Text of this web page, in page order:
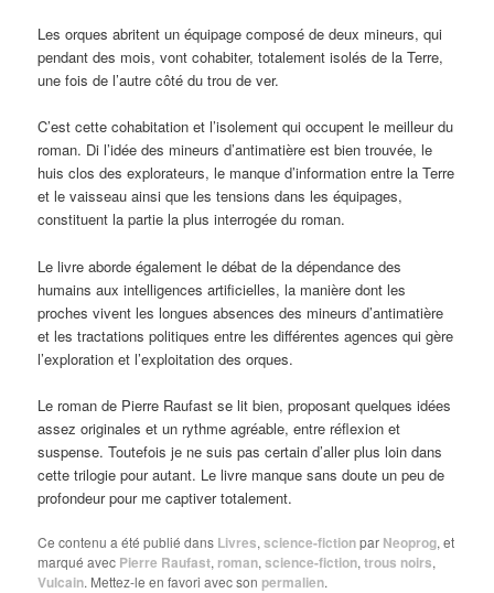
Les orques abritent un équipage composé de deux mineurs, qui
pendant des mois, vont cohabiter, totalement isolés de la Terre,
une fois de l’autre côté du trou de ver.
C’est cette cohabitation et l’isolement qui occupent le meilleur du
roman. Di l’idée des mineurs d’antimatière est bien trouvée, le
huis clos des explorateurs, le manque d’information entre la Terre
et le vaisseau ainsi que les tensions dans les équipages,
constituent la partie la plus interrogée du roman.
Le livre aborde également le débat de la dépendance des
humains aux intelligences artificielles, la manière dont les
proches vivent les longues absences des mineurs d’antimatière
et les tractations politiques entre les différentes agences qui gère
l’exploration et l’exploitation des orques.
Le roman de Pierre Raufast se lit bien, proposant quelques idées
assez originales et un rythme agréable, entre réflexion et
suspense. Toutefois je ne suis pas certain d’aller plus loin dans
cette trilogie pour autant. Le livre manque sans doute un peu de
profondeur pour me captiver totalement.
Ce contenu a été publié dans Livres,science-fictionpar Neoprog, et
marqué avec Pierre Raufast, roman,science-fiction,trous noirs,
Vulcain. Mettez-le en favori avec son permalien.